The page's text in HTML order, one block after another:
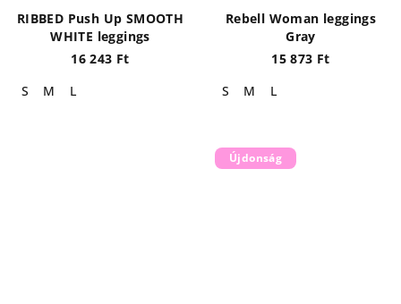
RIBBED Push Up SMOOTH
WHITE leggings
16 243 Ft
S
M L
Rebell Woman leggings
Gray
15 873 Ft
S
M L
Újdonság